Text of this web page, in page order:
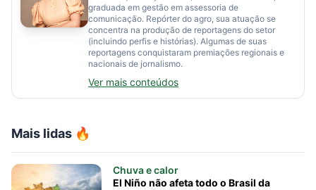
Mais lidas 🔥
Chuva e calor
El Niño não afeta todo o Brasil da
graduada em gestão em assessoria de
comunicação. Repórter do agro, sua atuação se
concentra na produção de reportagens do setor
(incluindo perfis e histórias). Algumas de suas
reportagens conquistaram premiações regionais e
nacionais de jornalismo.
Ver mais conteúdos